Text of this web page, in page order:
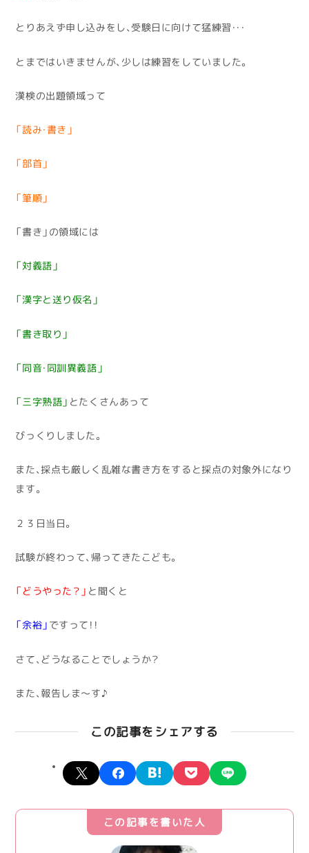
とりあえず申し込みをし、受験日に向けて猛練習・・・
とまではいきませんが、少しは練習をしていました。
漢検の出題領域って
「読み・書き」
「部首」
「筆順」
「書き」の領域には
「対義語」
「漢字と送り仮名」
「書き取り」
「同音・同訓異義語」
「三字熟語」 とたくさんあって
びっくりしました。
また、採点も厳しく乱雑な書き方をすると採点の対象外になり
ます。
２３日当日。
試験が終わって、帰ってきたこども。
「どうやった？」 と聞くと
「余裕」 ですって！！
さて、どうなることでしょうか？
また、報告しま～す♪
この記事をシェアする
X facebookhatena pocket
この記事を書いた人